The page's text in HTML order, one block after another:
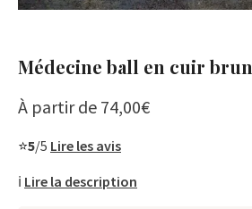
Médecine ball en cuir brun
À partir de 74,00€
⭐5/5 Lire les avis
ℹ️ Lire la description